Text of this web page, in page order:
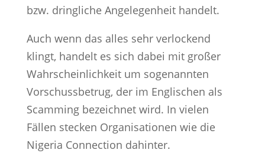
bzw. dringliche Angelegenheit handelt.
Auch wenn das alles sehr verlockend
klingt, handelt es sich dabei mit großer
Wahrscheinlichkeit um sogenannten
Vorschussbetrug, der im Englischen als
Scamming bezeichnet wird. In vielen
Fällen stecken Organisationen wie die
Nigeria Connection dahinter.